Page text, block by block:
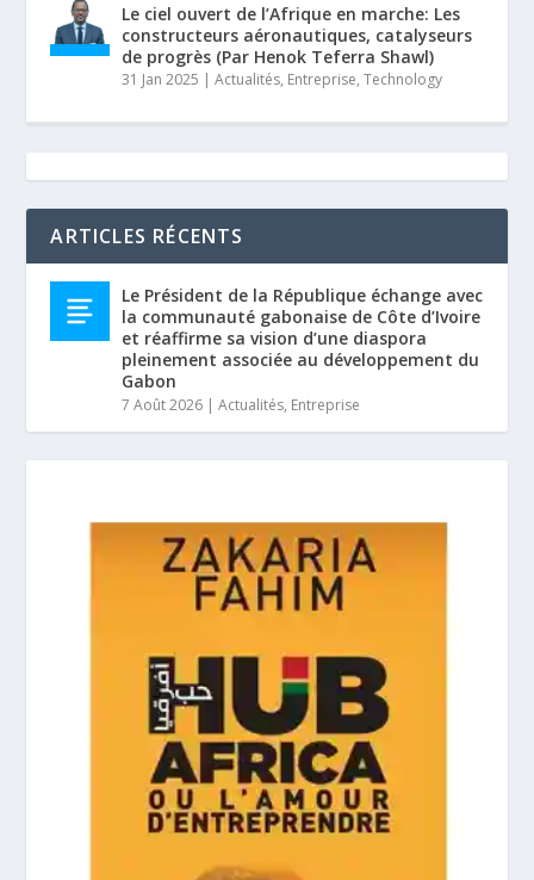
Le ciel ouvert de l’Afrique en marche: Les
constructeurs aéronautiques, catalyseurs
de progrès (Par Henok Teferra Shawl)
31 Jan 2025 |Actualités, Entreprise,Technology
ARTICLES RÉCENTS
Le Président de la République échange avec
la communauté gabonaise de Côte d’Ivoire
et réaffirme sa vision d’une diaspora
pleinement associée au développement du
Gabon
7 Août 2026 |Actualités, Entreprise